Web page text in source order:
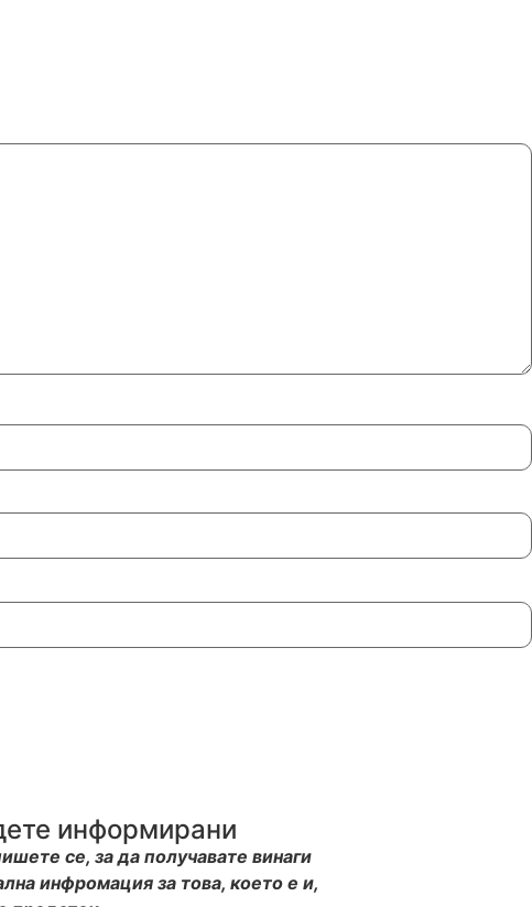
информирани
се, за да получавате винаги
инфромация за това, което е и,